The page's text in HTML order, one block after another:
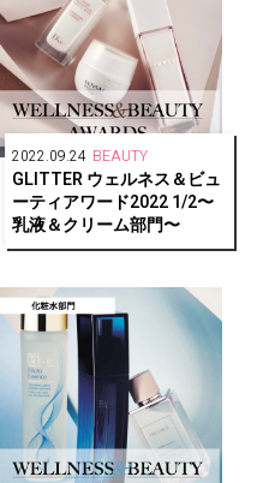
2022.09.24 BEAUTY
GLITTER ウェルネス＆ビュ
ーティアワード2022 1/2〜
乳液＆クリーム部門〜